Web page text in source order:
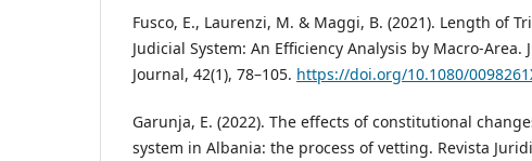
Fusco, E., Laurenzi, M. & Maggi, B. (2021). Length of
Judicial System: An Efficiency Analysis by Macro-Area.
Journal, 42(1), 78–105. https://doi.org/10.1080/
Garunja, E. (2022). The effects of constitutional
system in Albania: the process of vetting. Revista